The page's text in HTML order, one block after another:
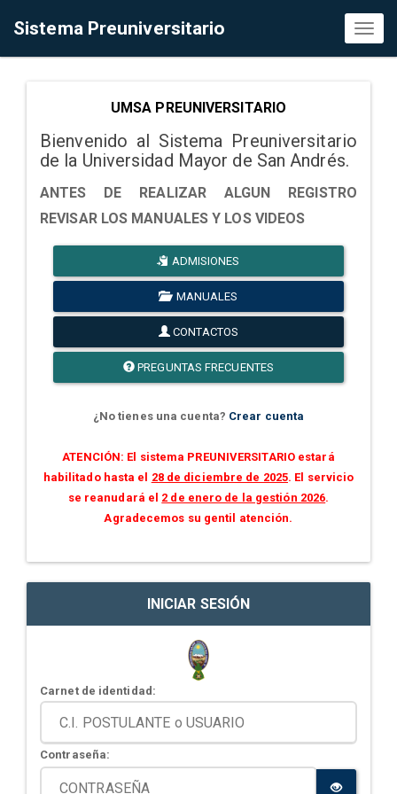
Sistema Preuniversitario
UMSA PREUNIVERSITARIO
Bienvenido al Sistema Preuniversitario
de la Universidad Mayor de San Andrés.
ANTES DE REALIZAR ALGUN REGISTRO
REVISAR LOS MANUALES Y LOS VIDEOS
ADMISIONES
MANUALES
CONTACTOS
PREGUNTAS FRECUENTES
¿No tienes una cuenta? Crear cuenta
ATENCIÓN: El sistema PREUNIVERSITARIO estará
habilitado hasta el 28 de diciembre de 2025. El servicio
se reanudará el 2 de enero de la gestión 2026.
Agradecemos su gentil atención.
INICIAR SESIÓN
Carnet de identidad:
Contraseña: